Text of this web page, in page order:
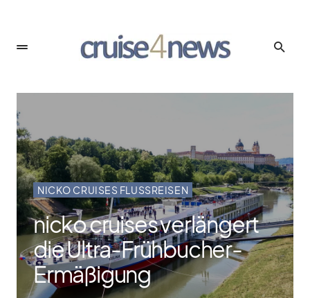
NICKO CRUISES FLUSSREISEN
nicko cruises verlängert
die Ultra-Frühbucher-
Ermäßigung